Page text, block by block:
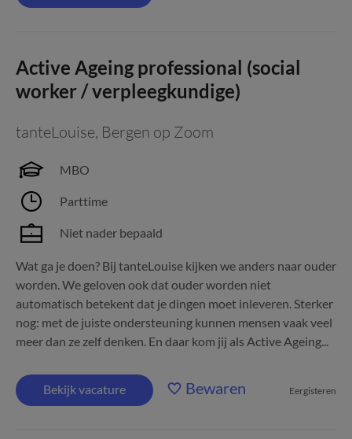
Active Ageing professional (social
worker / verpleegkundige)
tanteLouise, Bergen op Zoom
MBO
Parttime
Niet nader bepaald
Wat ga je doen? Bij tanteLouise kijken we anders naar ouder
worden. We geloven ook dat ouder worden niet
automatisch betekent dat je dingen moet inleveren. Sterker
nog: met de juiste ondersteuning kunnen mensen vaak veel
meer dan ze zelf denken. En daar kom jij als Active Ageing...
Bekijk vacature Bewaren Eergisteren